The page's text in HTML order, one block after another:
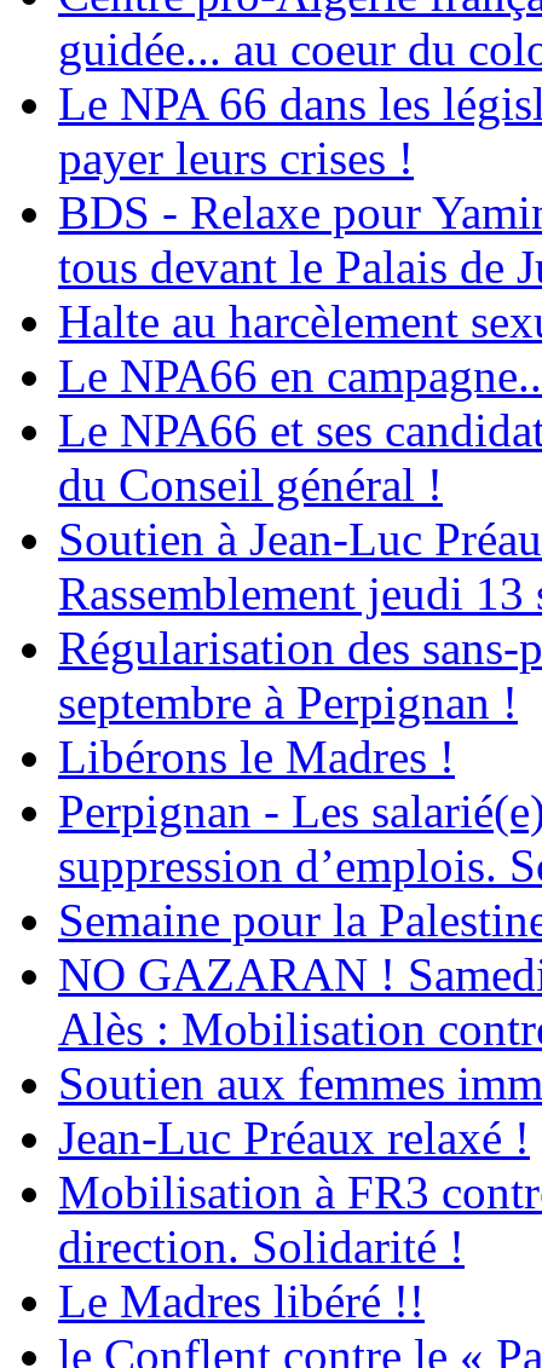
guidée... au coeur du
Le NPA 66 dans les
payer leurs crises !
BDS - Relaxe pour
tous devant le Palais de
Halte au harcèlement
Le NPA66 en
Le NPA66 et ses
du Conseil général !
Soutien à Jean-Luc
Rassemblement jeudi 13
Régularisation des
septembre à Perpignan !
Libérons le Madres !
Perpignan - Les
suppression d’emplois.
Semaine pour la
NO GAZARAN !
Alès : Mobilisation
Soutien aux femmes
Jean-Luc Préaux relaxé !
Mobilisation à FR3
direction. Solidarité !
Le Madres libéré !!
le Conflent contre le «